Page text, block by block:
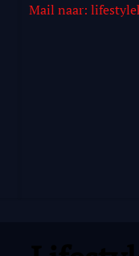
Mail naar: